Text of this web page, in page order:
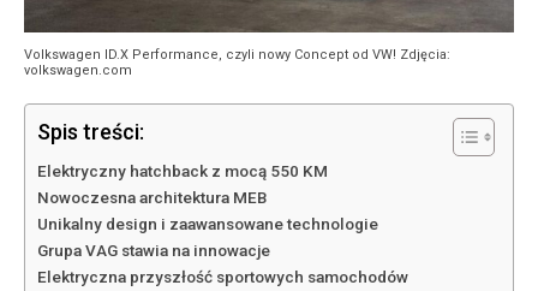
Volkswagen ID.X Performance, czyli nowy Concept od VW! Zdjęcia:
volkswagen.com
Spis treści:
Elektryczny hatchback z mocą 550 KM
Nowoczesna architektura MEB
Unikalny design i zaawansowane technologie
Grupa VAG stawia na innowacje
Elektryczna przyszłość sportowych samochodów